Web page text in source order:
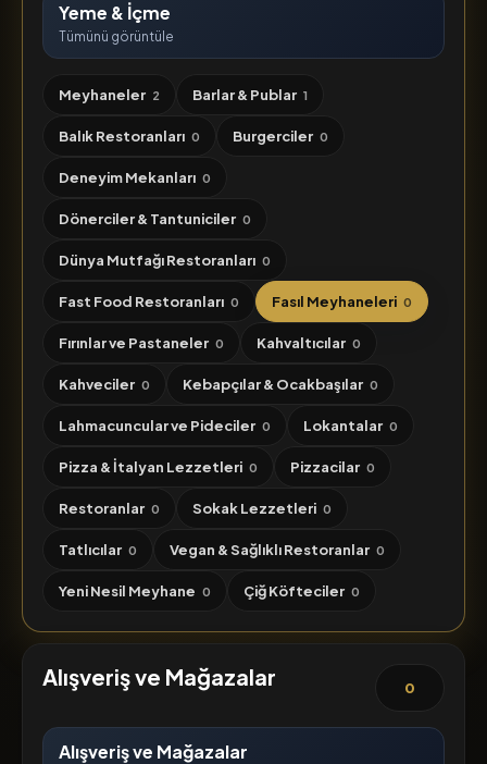
Yeme & İçme
Tümünü görüntüle
Meyhaneler 2 Barlar & Publar 1
Balık Restoranları 0 Burgerciler 0
Deneyim Mekanları 0
Dönerciler & Tantuniciler 0
Dünya Mutfağı Restoranları 0
Fast Food Restoranları 0 Fasıl Meyhaneleri 0
Fırınlar ve Pastaneler 0 Kahvaltıcılar 0
Kahveciler 0 Kebapçılar & Ocakbaşılar 0
Lahmacuncular ve Pideciler 0 Lokantalar 0
Pizza & İtalyan Lezzetleri 0 Pizzacilar 0
Restoranlar 0 Sokak Lezzetleri 0
Tatlıcılar 0 Vegan & Sağlıklı Restoranlar 0
Yeni Nesil Meyhane 0 Çiğ Köfteciler 0
Alışveriş ve Mağazalar 0
Alışveriş ve Mağazalar